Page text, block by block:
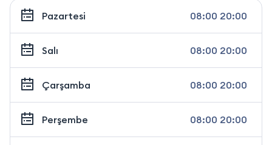
Pazartesi 08:00 20:00
Salı 08:00 20:00
Çarşamba 08:00 20:00
Perşembe 08:00 20:00